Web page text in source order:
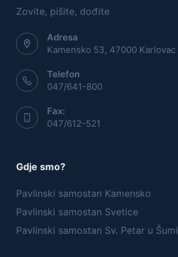
Zovite, pišite, dođite
Adresa
Kamensko 53, 47000 Karlovac
Telefon
047/641-800
Fax:
047/612-521
Gdje smo?
Pavlinski samostan Kamensko
Pavlinski samostan Svetice
Pavlinski samostan Sv. Petar u Šumi